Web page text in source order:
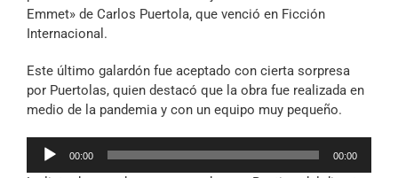
Emmet» de Carlos Puertola, que venció en Ficción
Internacional.
Este último galardón fue aceptado con cierta sorpresa
por Puertolas, quien destacó que la obra fue realizada en
medio de la pandemia y con un equipo muy pequeño.
Reproductor
00:00 00:00